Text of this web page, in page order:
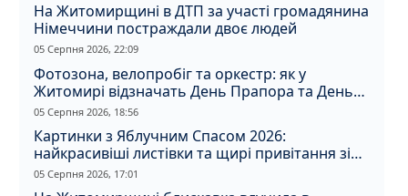
На Житомирщині в ДТП за участі громадянина
Німеччини постраждали двоє людей
05 Серпня 2026, 22:09
Фотозона, велопробіг та оркестр: як у
Житомирі відзначать День Прапора та День
Незалежності
05 Серпня 2026, 18:56
Картинки з Яблучним Спасом 2026:
найкрасивіші листівки та щирі привітання зі
святом
05 Серпня 2026, 17:01